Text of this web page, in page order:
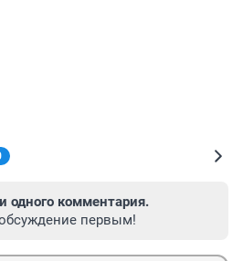
одного комментария.
первым!